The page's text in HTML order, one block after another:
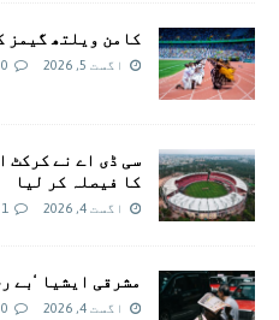
کامن ویلتھ گیمز
اگست 5, 2026 0
سی ڈی اے نے کرکٹ
کا فیصلہ کر لیا
اگست 4, 2026 1
مشرقی ایشیا ‘بے
اگست 4, 2026 0